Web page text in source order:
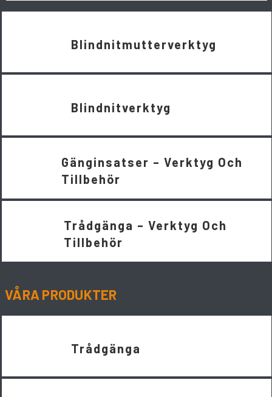
Blindnitmutterverktyg
Blindnitverktyg
Gänginsatser – Verktyg Och
Tillbehör
Trådgänga – Verktyg Och
Tillbehör
VÅRA PRODUKTER
Trådgänga